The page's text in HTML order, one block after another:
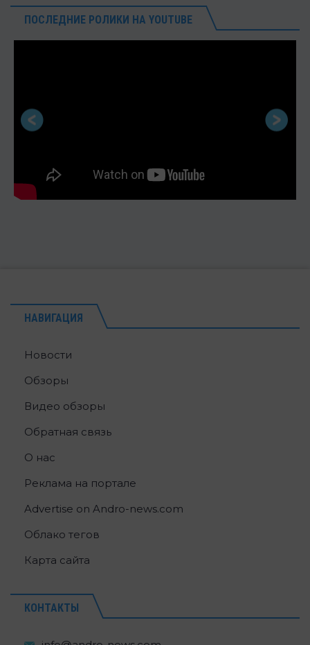
ПОСЛЕДНИЕ РОЛИКИ НА YOUTUBE
НАВИГАЦИЯ
Новости
Обзоры
Видео обзоры
Обратная связь
О нас
Реклама на портале
Advertise on Andro-news.com
Облако тегов
Карта сайта
КОНТАКТЫ